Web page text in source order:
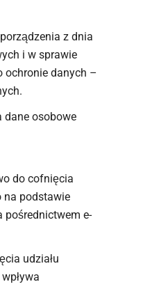
z dnia
i w sprawie
ochronie danych –
osobowe
do cofnięcia
na podstawie
pośrednictwem e-
udziału